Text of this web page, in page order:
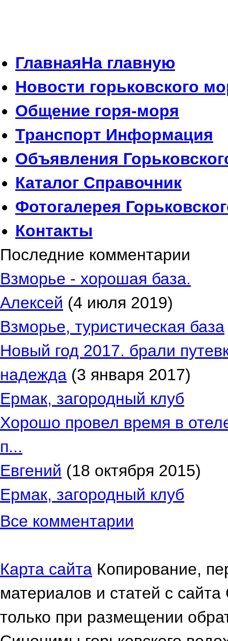
ГлавнаяНа главную
Новости горьковского
Общение горя-моря
Транспорт Информация
Объявления
Каталог Справочник
Фотогалерея
Контакты
Последние комментарии
Взморье - хорошая база.
Алексей (4 июля 2019)
Взморье, туристическая база
Новый год 2017. брали
надежда (3 января 2017)
Ермак, загородный клуб
Хорошо провел время в
п...
Евгений (18 октября 2015)
Ермак, загородный клуб
Все комментарии
Карта сайта Копирование,
материалов и статей с
только при размещении